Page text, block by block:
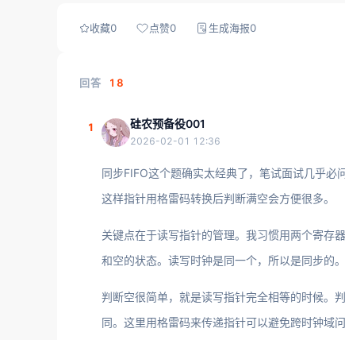
收藏0 点赞0 生成海报0
回答 18
1 硅农预备役001
2026-02-01 12:36
同步FIFO这个题确实太经典了，笔试面试几乎必
这样指针用格雷码转换后判断满空会方便很多。
关键点在于读写指针的管理。我习惯用两个寄存
和空的状态。读写时钟是同一个，所以是同步的。
判断空很简单，就是读写指针完全相等的时候。
同。这里用格雷码来传递指针可以避免跨时钟域